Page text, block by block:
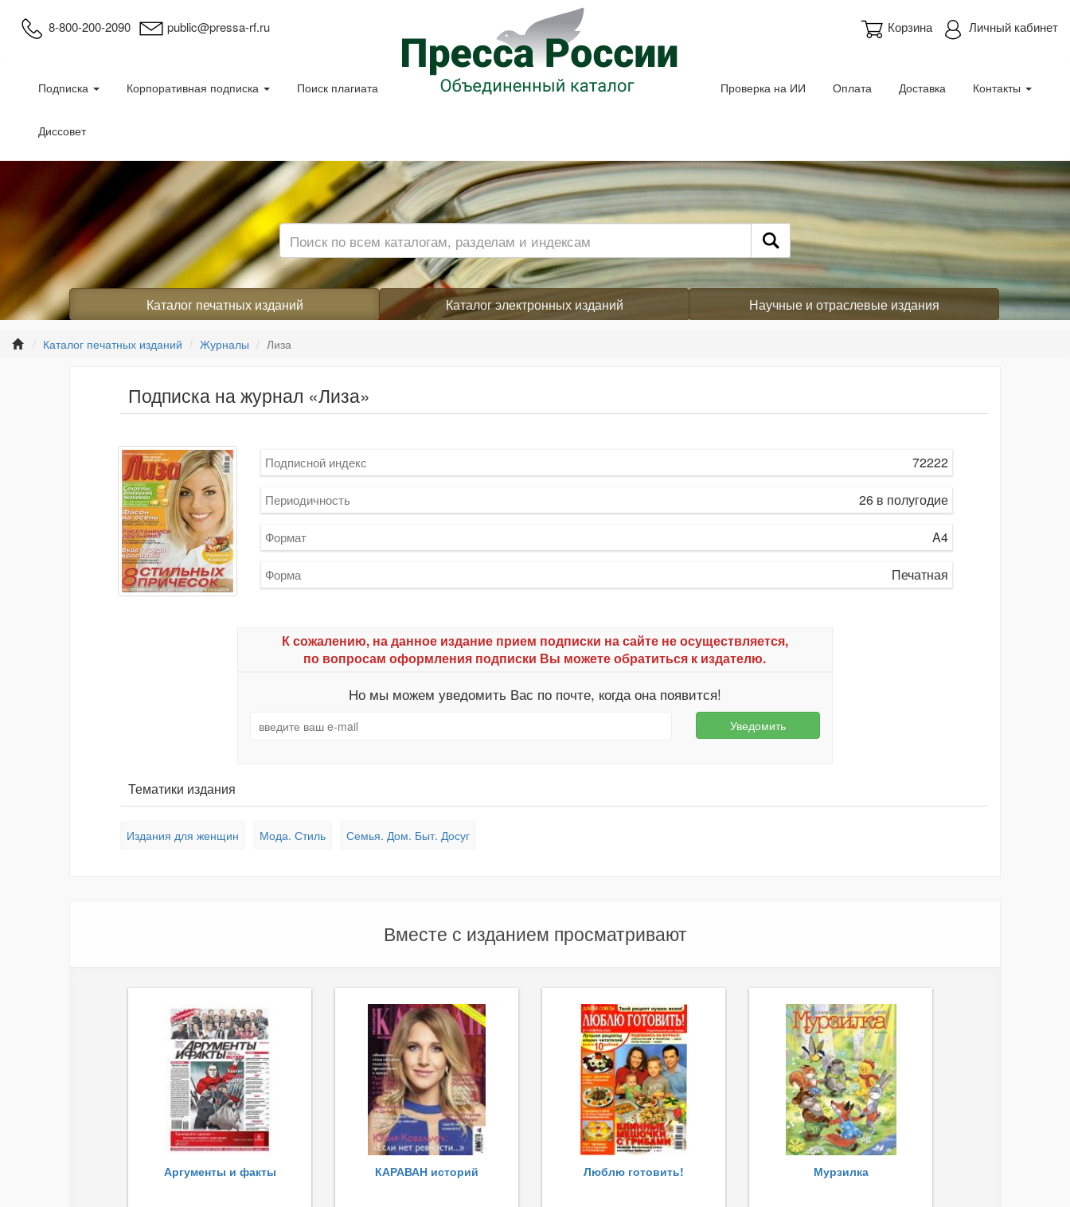
8-800-200-2090 public@pressa-rf.ru Личный кабинет
Корзина
Подписка Корпоративная подписка Поиск плагиата
Диссовет
Проверка на ИИ Оплата Доставка Контакты
Каталог печатных изданий Каталог электронных изданий Научные и отраслевые издания
Каталог печатных изданий Журналы Лиза
Подписка на журнал «Лиза»
Подписной индекс 72222
Периодичность 26 в полугодие
Формат A4
Форма Печатная
К сожалению, на данное издание прием подписки на сайте не осуществляется,
по вопросам оформления подписки Вы можете обратиться к издателю.
Но мы можем уведомить Вас по почте, когда она появится!
Уведомить
Тематики издания
Издания для женщин Мода. Стиль Семья. Дом. Быт. Досуг
Вместе с изданием просматривают
Аргументы и факты КАРАВАН историй Люблю готовить! Мурзилка